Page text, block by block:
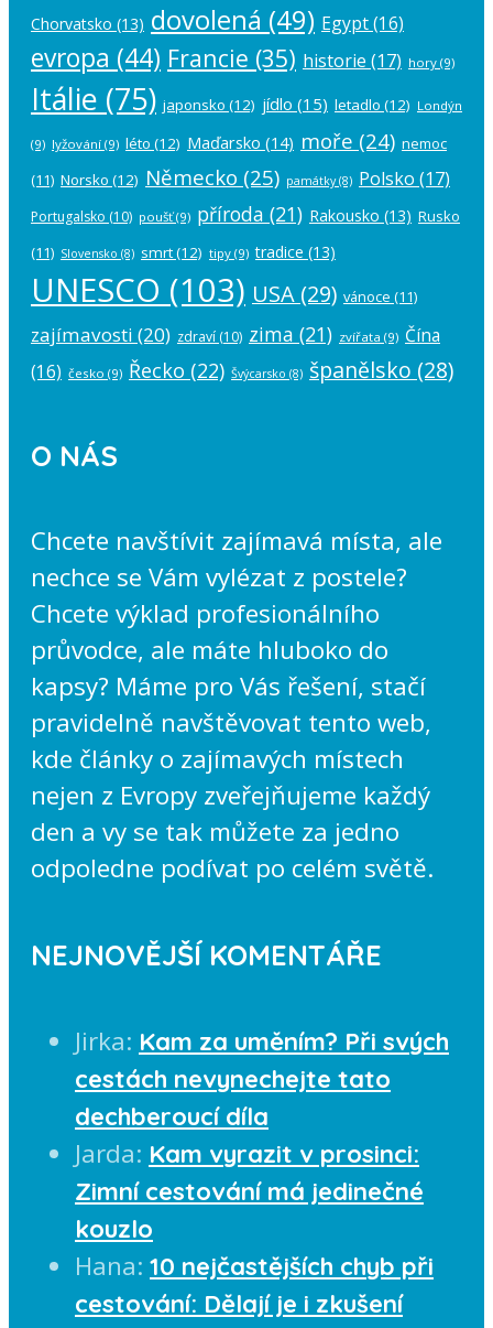
Chorvatsko (13) dovolená (49) Egypt(16)
evropa (44) Francie (35) historie (17) hory (9)
Itálie (75) japonsko (12) jídlo (15) letadlo (12) Londýn
(9) lyžování (9) léto (12) Maďarsko (14) moře (24) nemoc
(11) Norsko (12) Německo (25) památky(8) Polsko (17)
Portugalsko (10) poušť(9) příroda (21) Rakousko (13) Rusko
(11) Slovensko (8) smrt(12) tipy (9) tradice (13)
UNESCO (103) USA (29) vánoce (11)
zajímavosti (20) zdraví (10) zima (21) zvířata (9) Čína
(16) česko (9) Řecko (22) Švýcarsko (8) španělsko (28)
O NÁS
Chcete navštívit zajímavá místa, ale
nechce se Vám vylézat z postele?
Chcete výklad profesionálního
průvodce, ale máte hluboko do
kapsy? Máme pro Vás řešení, stačí
pravidelně navštěvovat tento web,
kde články o zajímavých místech
nejen z Evropy zveřejňujeme každý
den a vy se tak můžete za jedno
odpoledne podívat po celém světě.
NEJNOVĚJŠÍ KOMENTÁŘE
Jirka: Kam za uměním? Při svých
cestách nevynechejte tato
dechberoucí díla
Jarda: Kam vyrazit v prosinci:
Zimní cestování má jedinečné
kouzlo
Hana: 10 nejčastějších chyb při
cestování: Dělají je i zkušení